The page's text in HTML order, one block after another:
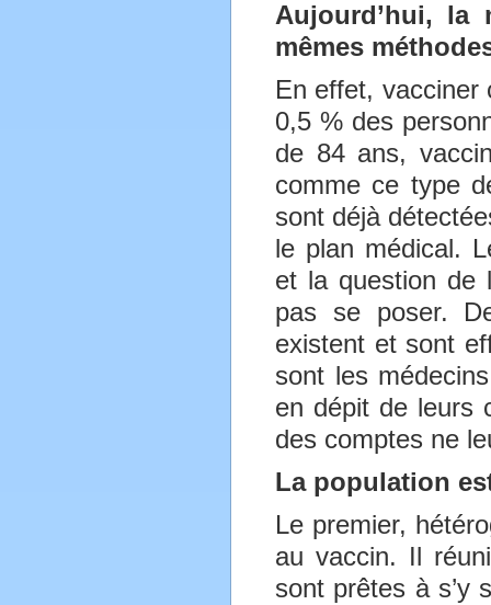
Aujourd’hui, la
mêmes
En effet, vacciner
0,5 % des
de 84 ans,
comme ce type
sont déjà
le plan médical.
et la question de
pas se poser.
existent et sont
sont les
en dépit de leurs
des comptes ne
La population
Le premier,
au vaccin. Il
sont prêtes à s’y